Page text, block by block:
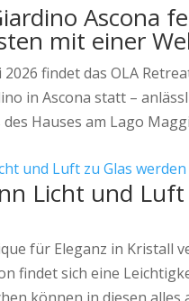
Ascona
mit einer
2026 findet das OLA
in Ascona statt –
Hauses am Lago
Licht und Luft
für Eleganz in Kristall
findet sich eine